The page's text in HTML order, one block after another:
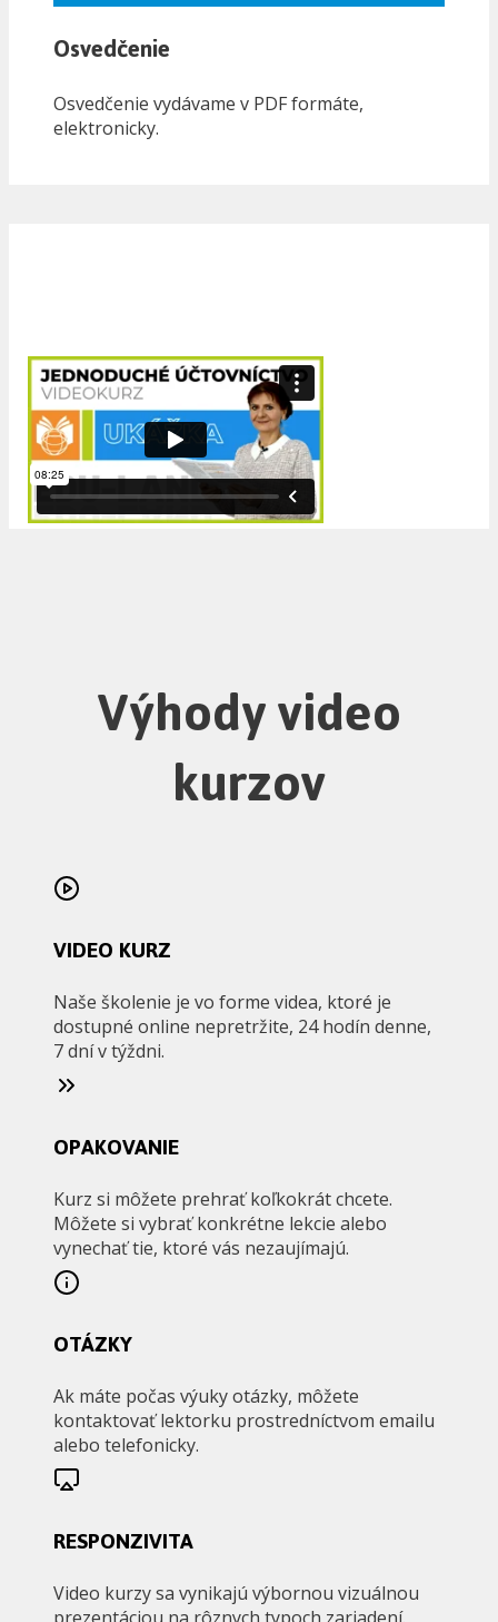
Osvedčenie
Osvedčenie vydávame v PDF formáte,
elektronicky.
Výhody video
kurzov
VIDEO KURZ
Naše školenie je vo forme videa, ktoré je
dostupné online nepretržite, 24 hodín denne,
7 dní v týždni.
OPAKOVANIE
Kurz si môžete prehrať koľkokrát chcete.
Môžete si vybrať konkrétne lekcie alebo
vynechať tie, ktoré vás nezaujímajú.
OTÁZKY
Ak máte počas výuky otázky, môžete
kontaktovať lektorku prostredníctvom emailu
alebo telefonicky.
RESPONZIVITA
Video kurzy sa vynikajú výbornou vizuálnou